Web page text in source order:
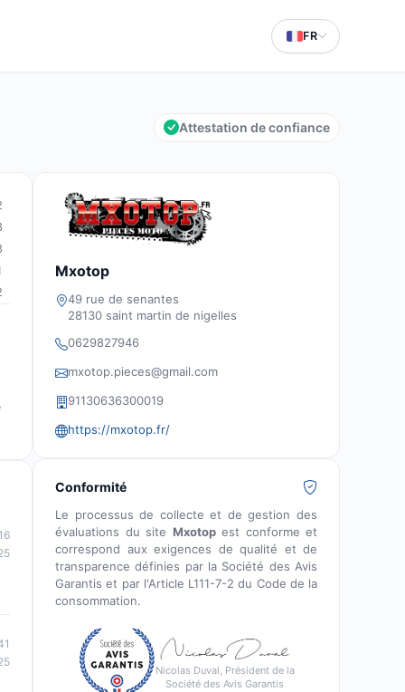
FR
Attestation de confiance
Mxotop
49 rue de senantes
28130 saint martin de nigelles
0629827946
mxotop.pieces@gmail.com
91130636300019
https://mxotop.fr/
Conformité
Le processus de collecte et de gestion des
évaluations du site Mxotopest conforme et
correspond aux exigences de qualité et de
transparence définies par la Société des Avis
Garantis et par l'Article L111-7-2 du Code de la
consommation.
Nicolas Duval, Président de la
Société des Avis Garantis